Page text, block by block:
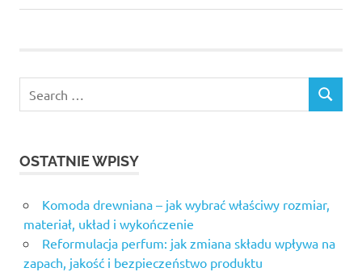
OSTATNIE WPISY
Komoda drewniana – jak wybrać właściwy rozmiar,
materiał, układ i wykończenie
Reformulacja perfum: jak zmiana składu wpływa na
zapach, jakość i bezpieczeństwo produktu